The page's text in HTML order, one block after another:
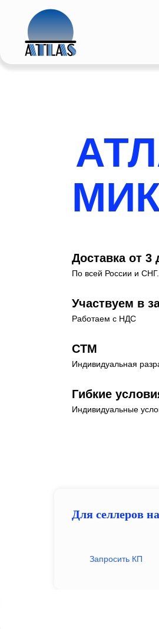
Доставка от 3
По всей России и
Участвуем в
Работаем с НДС
СТМ
Индивидуальная
Гибкие
Индивидуальные
Для селлеров
Запросить КП